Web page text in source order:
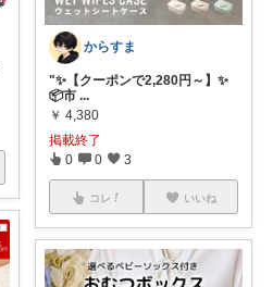
からすま
"✨【クーポンで2,280円～】✨
📦市 ...
￥ 4,380
掲載終了
0 0 3
コレ いいね